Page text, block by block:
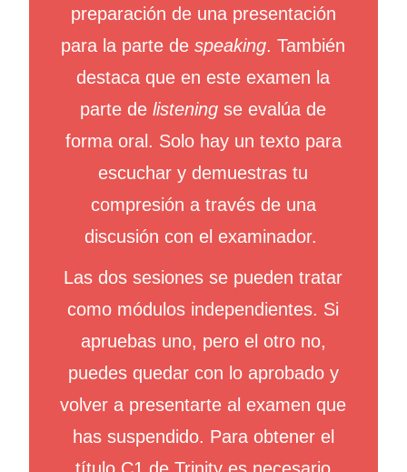
preparación de una presentación
para la parte despeaking. También
destaca que en este examen la
parte delistening se evalúa de
forma oral. Solo hay un texto para
escuchar y demuestras tu
compresión a través de una
discusión con el examinador.
Las dos sesiones se pueden tratar
como módulos independientes. Si
apruebas uno, pero el otro no,
puedes quedar con lo aprobado y
volver a presentarte al examen que
has suspendido. Para obtener el